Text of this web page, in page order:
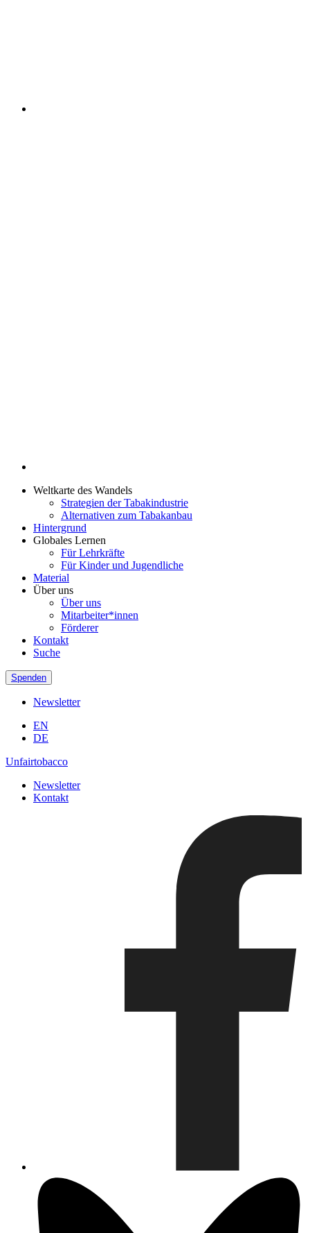
Weltkarte des Wandels
Strategien der Tabakindustrie
Alternativen zum Tabakanbau
Hintergrund
Globales Lernen
Für Lehrkräfte
Für Kinder und Jugendliche
Material
Über uns
Über uns
Mitarbeiter*innen
Förderer
Kontakt
Suche
Spenden
Newsletter
EN
DE
Unfairtobacco
Newsletter
Kontakt